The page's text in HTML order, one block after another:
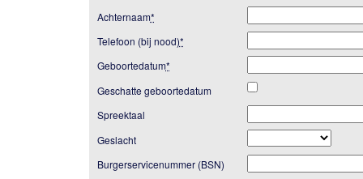
Achternaam*
Telefoon (bij nood)*
Geboortedatum*
Geschatte geboortedatum
Spreektaal
Geslacht
Burgerservicenummer (BSN)